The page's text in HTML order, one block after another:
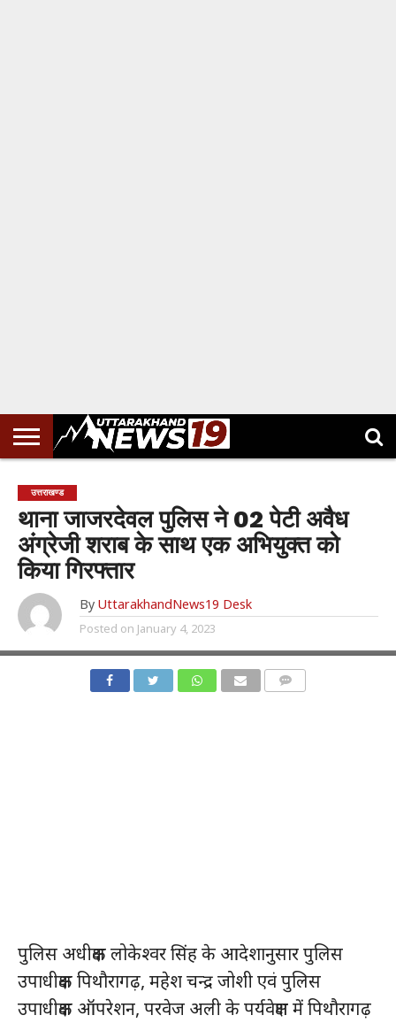
उत्तराखण्ड
थाना जाजरदेवल पुलिस ने 02 पेटी अवैध
अंग्रेजी शराब के साथ एक अभियुक्त को
किया गिरफ्तार
By UttarakhandNews19 Desk
Posted on January 4, 2023
पुलिस अधीक्षक लोकेश्वर सिंह के आदेशानुसार पुलिस
उपाधीक्षक पिथौरागढ़, महेश चन्द्र जोशी एवं पुलिस
उपाधीक्षक ऑपरेशन, परवेज अली के पर्यवेक्षण में पिथौरागढ़